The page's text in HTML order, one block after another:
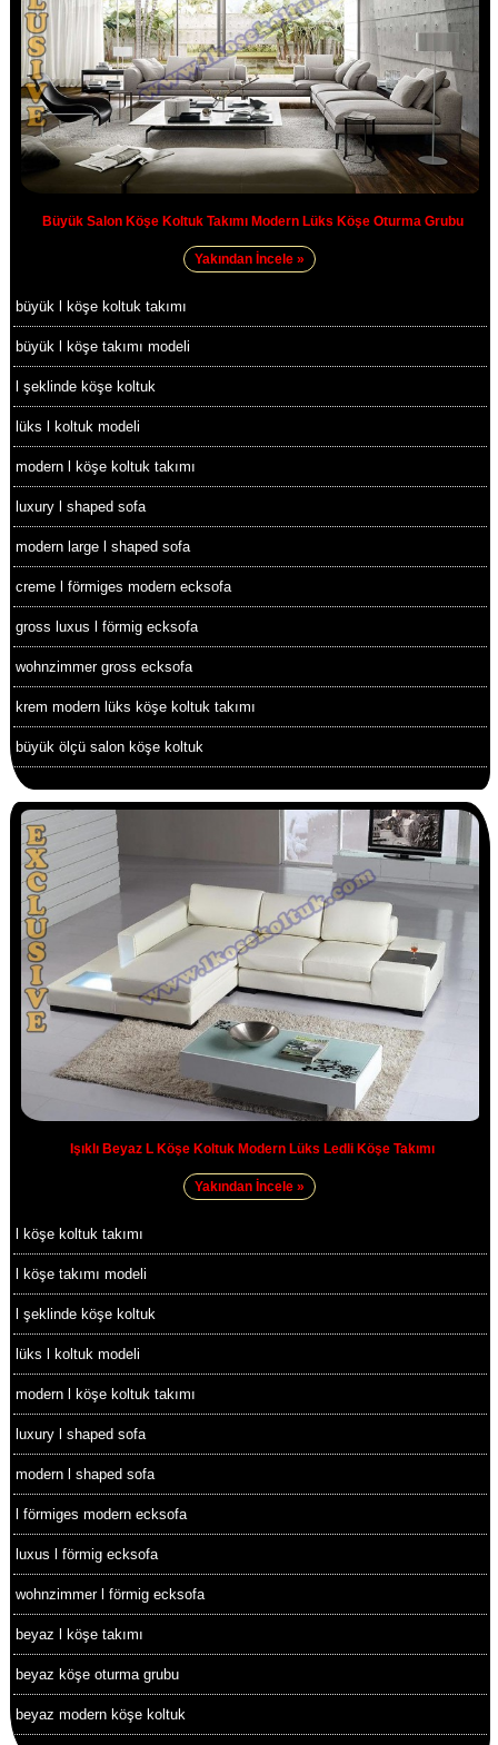
Büyük Salon Köşe Koltuk Takımı Modern Lüks Köşe Oturma Grubu
Yakından İncele »
büyük l köşe koltuk takımı
büyük l köşe takımı modeli
l şeklinde köşe koltuk
lüks l koltuk modeli
modern l köşe koltuk takımı
luxury l shaped sofa
modern large l shaped sofa
creme l förmiges modern ecksofa
gross luxus l förmig ecksofa
wohnzimmer gross ecksofa
krem modern lüks köşe koltuk takımı
büyük ölçü salon köşe koltuk
Işıklı Beyaz L Köşe Koltuk Modern Lüks Ledli Köşe Takımı
Yakından İncele »
l köşe koltuk takımı
l köşe takımı modeli
l şeklinde köşe koltuk
lüks l koltuk modeli
modern l köşe koltuk takımı
luxury l shaped sofa
modern l shaped sofa
l förmiges modern ecksofa
luxus l förmig ecksofa
wohnzimmer l förmig ecksofa
beyaz l köşe takımı
beyaz köşe oturma grubu
beyaz modern köşe koltuk